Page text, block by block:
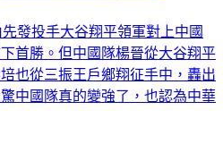
發投手大谷翔平領軍對上中國
首勝。但中國隊楊晉從大谷翔平
也從三振王戶鄉翔征手中，轟出
中國隊真的變強了，也認為中華